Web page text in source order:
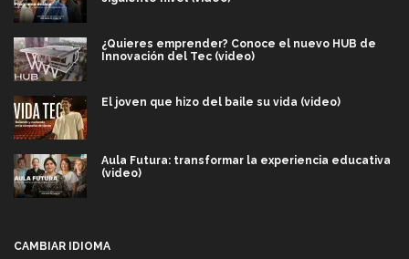
¿Quieres emprender? Conoce el nuevo HUB de
Innovación del Tec (video)
El joven que hizo del baile su vida (video)
Aula Futura: transformar la experiencia educativa
(video)
CAMBIAR IDIOMA